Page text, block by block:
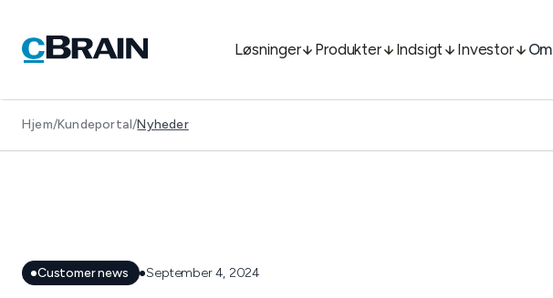
Løsninger Produkter Indsigt Investor Om
Hjem/Kundeportal/Nyheder
Customer news September 4, 2024